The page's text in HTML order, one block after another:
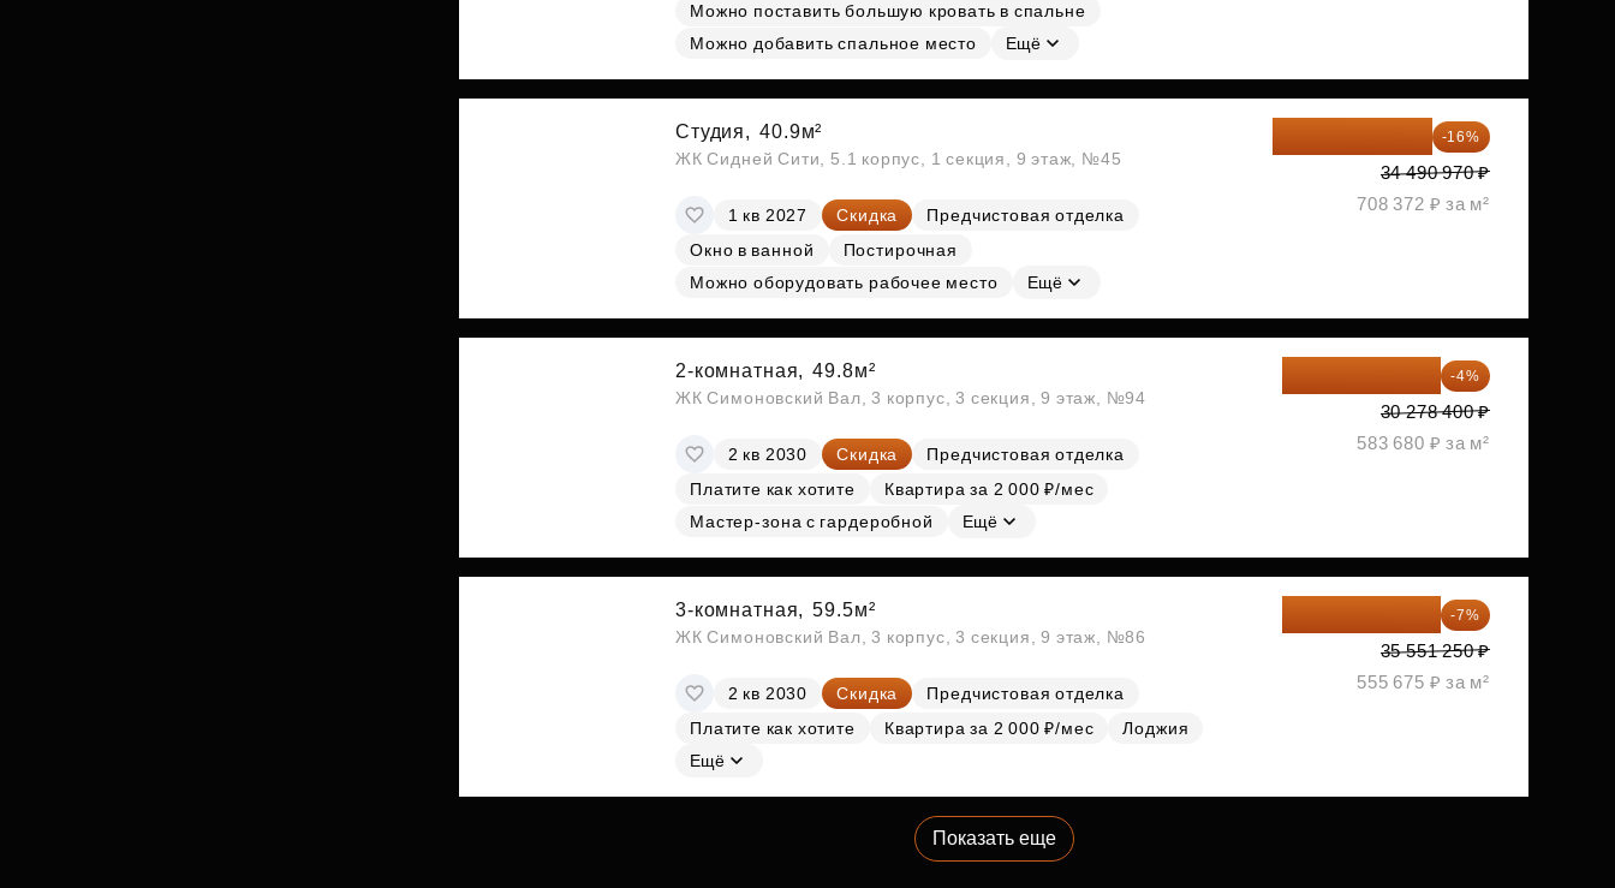
Можно поставить большую кровать в спальне
Можно добавить спальное место
Ещё
Студия, 40.9м²
ЖК Сидней Сити, 5.1 корпус, 1 секция, 9 этаж, №45
1 кв 2027 Скидка
Предчистовая отделка
Окно в ванной
Постирочная
Можно оборудовать рабочее место
Ещё
-16%
34 490 970 ₽
708 372 ₽ за м²
2-комнатная, 49.8м²
ЖК Симоновский Вал, 3 корпус, 3 секция, 9 этаж, №94
2 кв 2030 Скидка
Предчистовая отделка
Платите как хотите
Квартира за 2 000 ₽/мес
Мастер-зона с гардеробной
Ещё
29 067 264 ₽ -4%
30 278 400 ₽
583 680 ₽ за м²
3-комнатная, 59.5м²
ЖК Симоновский Вал, 3 корпус, 3 секция, 9 этаж, №86
2 кв 2030 Скидка
Предчистовая отделка
Платите как хотите
Квартира за 2 000 ₽/мес
Лоджия
Ещё
33 062 663 ₽ -7%
35 551 250 ₽
555 675 ₽ за м²
Показать еще